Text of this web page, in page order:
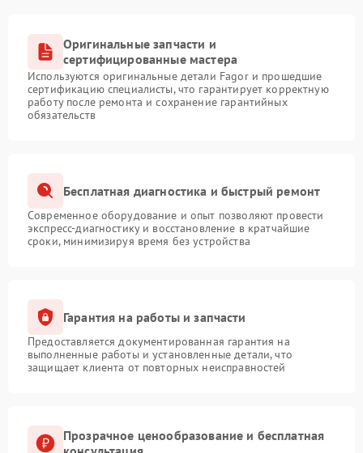
Оригинальные запчасти и
сертифицированные мастера
Используются оригинальные детали Fagor и прошедшие
сертификацию специалисты, что гарантирует корректную
работу после ремонта и сохранение гарантийных
обязательств
Бесплатная диагностика и быстрый ремонт
Современное оборудование и опыт позволяют провести
экспресс-диагностику и восстановление в кратчайшие
сроки, минимизируя время без устройства
Гарантия на работы и запчасти
Предоставляется документированная гарантия на
выполненные работы и установленные детали, что
защищает клиента от повторных неисправностей
Прозрачное ценообразование и бесплатная